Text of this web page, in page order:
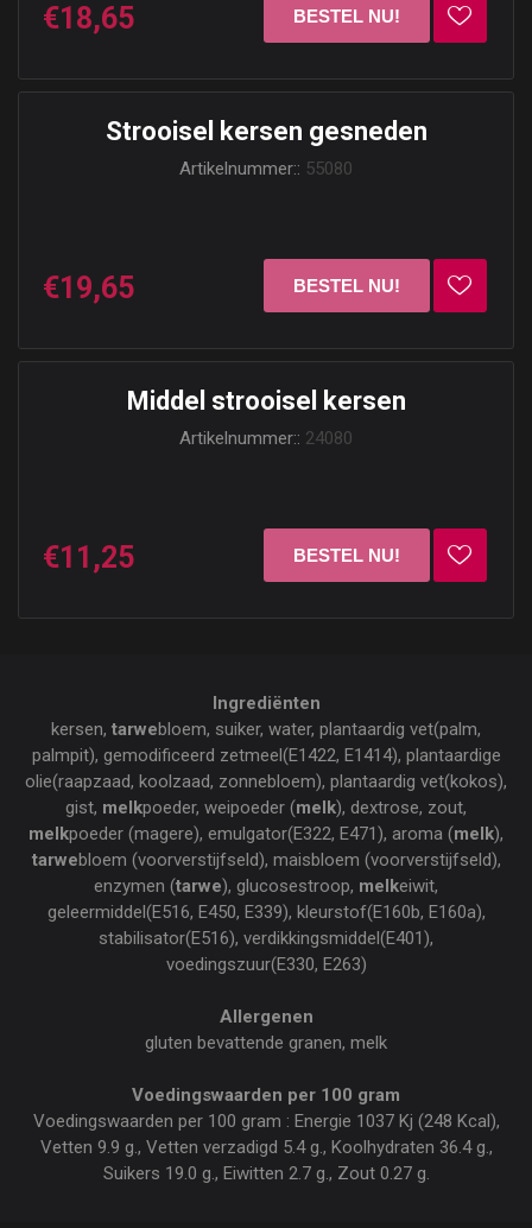
€18,65
Strooisel kersen gesneden
Artikelnummer:: 55080
€19,65
Middel strooisel kersen
Artikelnummer:: 24080
€11,25
Ingrediënten
kersen, tarwebloem, suiker, water, plantaardig vet(palm,
palmpit), gemodificeerd zetmeel(E1422, E1414), plantaardige
olie(raapzaad, koolzaad, zonnebloem), plantaardig vet(kokos),
gist, melkpoeder, weipoeder (melk), dextrose, zout,
melkpoeder (magere), emulgator(E322, E471), aroma (melk),
tarwebloem (voorverstijfseld), maisbloem (voorverstijfseld),
enzymen (tarwe), glucosestroop, melkeiwit,
geleermiddel(E516, E450, E339), kleurstof(E160b, E160a),
stabilisator(E516), verdikkingsmiddel(E401),
voedingszuur(E330, E263)
Allergenen
gluten bevattende granen, melk
Voedingswaarden per 100 gram
Voedingswaarden per 100 gram : Energie 1037 Kj (248 Kcal),
Vetten 9.9 g., Vetten verzadigd 5.4 g., Koolhydraten 36.4 g.,
Suikers 19.0 g., Eiwitten 2.7 g., Zout 0.27 g.